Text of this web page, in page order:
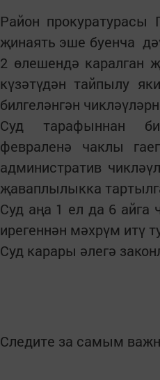
Район прокуратурасы
җинаять эше буенча
2 өлешендә каралган
күзәтүдән тайпылу
билгеләнгән
Суд тарафыннан
февраленә чаклы
административ
җаваплылыкка
Суд аңа 1 ел да 6
ирегеннән мәхрүм итү
Суд карары әлегә
Следите за самым